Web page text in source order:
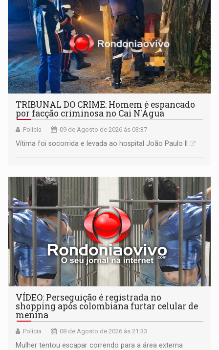
TRIBUNAL DO CRIME: Homem é espancado
por facção criminosa no Cai N'Água
Polícia 09 de Agosto de 2026 às 03:37
Vítima foi socorrida e levada ao hospital João Paulo II
VÍDEO: Perseguição é registrada no
shopping após colombiana furtar celular de
menina
Polícia 08 de Agosto de 2026 às 21:33
Mulher tentou escapar correndo para a área externa